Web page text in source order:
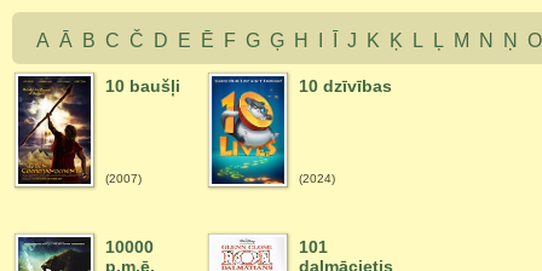
A Ā B C Č D E Ē F G Ģ H J K Ķ L Ļ M N Ņ
10 baušļi
(2007)
10 dzīvības
(2024)
10000
p.m.ē.
101
dalmācietis